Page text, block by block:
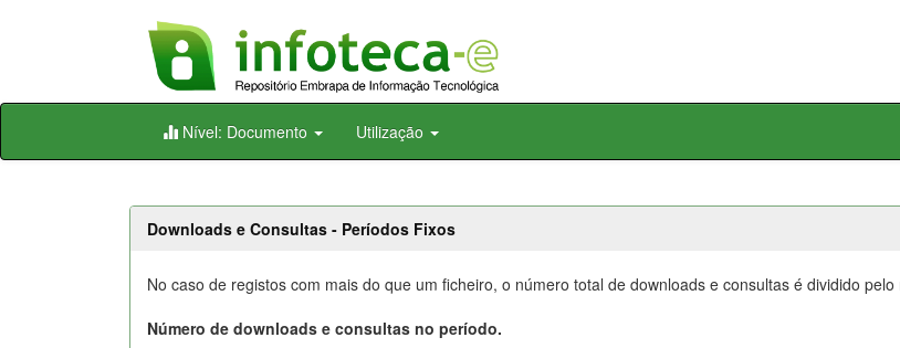
Skip
Nível: Documento Utilização
Downloads e Consultas - Períodos Fixos
No caso de registos com mais do que um ficheiro, o número total de downloads e consultas é dividido
Número de downloads e consultas no período.